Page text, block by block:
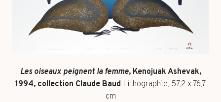
Les oiseaux peignent la femme, Kenojuak Ashevak,
1994, collection Claude Baud Lithographie, 57,2 x 76,7
cm